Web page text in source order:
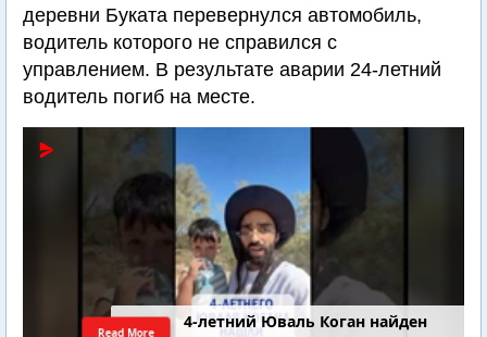
деревни Буката перевернулся автомобиль,
водитель которого не справился с
управлением. В результате аварии 24-летний
водитель погиб на месте.
4-летний Юваль Коган найден
Read More